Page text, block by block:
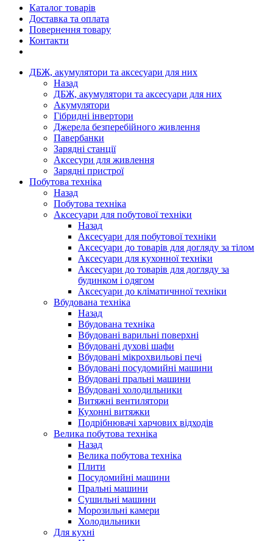
Каталог товарів
Доставка та оплата
Повернення товару
Контакти
ДБЖ, акумулятори та аксесуари для них
Назад
ДБЖ, акумулятори та аксесуари для них
Акумулятори
Гібридні інвертори
Джерела безперебійного живлення
Павербанки
Зарядні станції
Аксесури для живлення
Зарядні пристрої
Побутова техніка
Назад
Побутова техніка
Аксесуари для побутової техніки
Назад
Аксесуари для побутової техніки
Аксесуари до товарів для догляду за тілом
Аксесуари для кухонної техніки
Аксесуари до товарів для догляду за
будинком і одягом
Аксесуари до кліматичнної техніки
Вбудована техніка
Назад
Вбудована техніка
Вбудовані варильні поверхні
Вбудовані духові шафи
Вбудовані мікрохвильові печі
Вбудовані посудомийні машини
Вбудовані пральні машини
Вбудовані холодильники
Витяжні вентилятори
Кухонні витяжки
Подрібнювачі харчових відходів
Велика побутова техніка
Назад
Велика побутова техніка
Плити
Посудомийні машини
Пральні машини
Сушильні машини
Морозильні камери
Холодильники
Для кухні